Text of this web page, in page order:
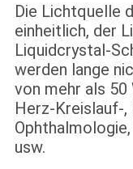
Die Lichtquelle
einheitlich, der
Liquidcrystal-
werden lange
von mehr als 50
Herz-Kreislauf-,
usw.